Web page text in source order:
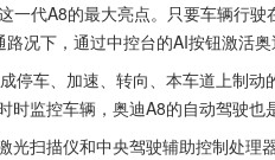
一代A8的最大亮点。只要车辆行
况下，通过中控台的AI按钮激活
停车、加速、转向、本车道上制
时监控车辆，奥迪A8的自动驾驶也
光扫描仪和中央驾驶辅助控制处